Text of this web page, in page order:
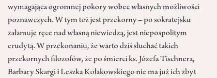
wymagająca ogromnej pokory wobec własnych możliwości
poznawczych. W tym też jest przekorny – po sokratejsku
załamuje ręce nad własną niewiedzą, jest niepospolitym
erudytą. W przekonaniu, że warto dziś słuchać takich
przekornych filozofów, że po śmierci ks. Józefa Tischnera,
Barbary Skargi i Leszka Kołakowskiego nie ma już ich zbyt